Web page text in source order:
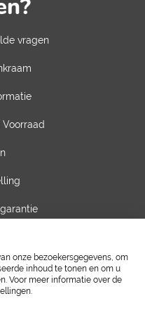
vragen
onze bezoekersgegevens, om
inhoud te tonen en om u
Voor meer informatie over de